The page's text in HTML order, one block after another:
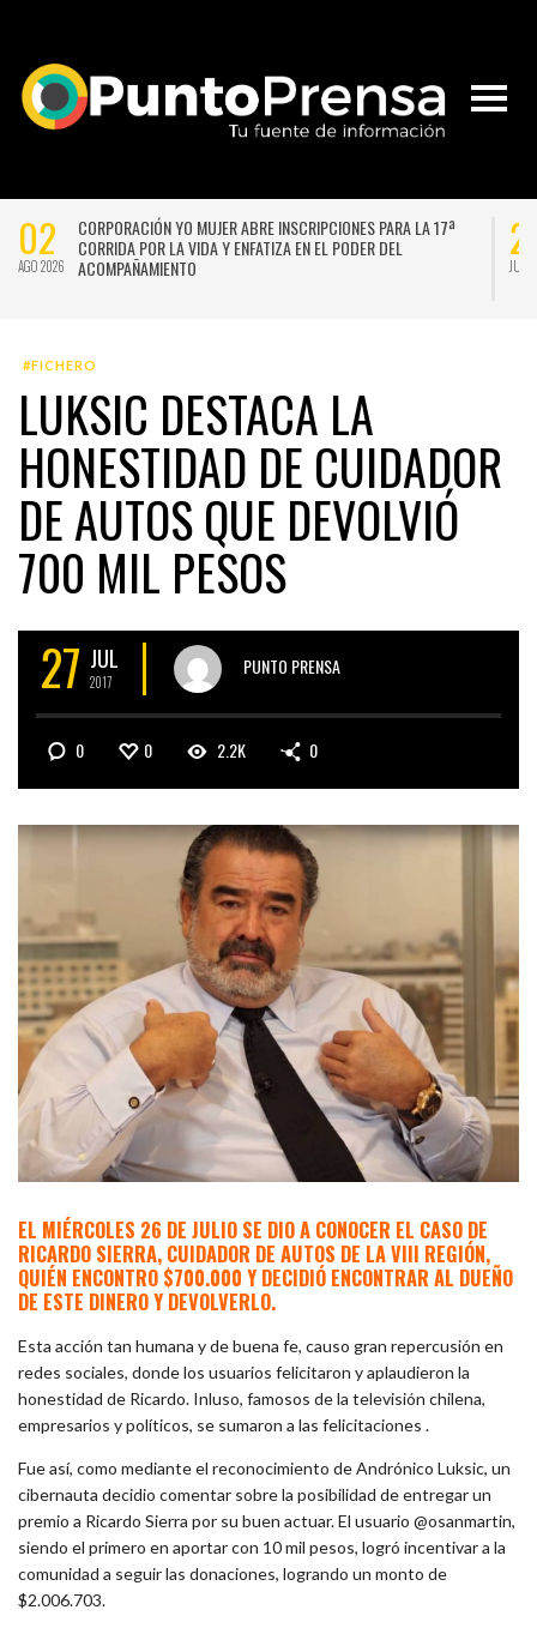
02
AGO 2026
CORPORACIÓN YO MUJER ABRE INSCRIPCIONES PARA LA 17ª
CORRIDA POR LA VIDA Y ENFATIZA EN EL PODER DEL
ACOMPAÑAMIENTO
JUL
#FICHERO
LUKSIC DESTACA LA
HONESTIDAD DE CUIDADOR
DE AUTOS QUE DEVOLVIÓ
700 MIL PESOS
27 JUL
2017
PUNTO PRENSA
0 0 2.2K 0
EL MIÉRCOLES 26 DE JULIO SE DIO A CONOCER EL CASO DE
RICARDO SIERRA, CUIDADOR DE AUTOS DE LA VIII REGIÓN,
QUIÉN ENCONTRO $700.000 Y DECIDIÓ ENCONTRAR AL DUEÑO
DE ESTE DINERO Y DEVOLVERLO.
Esta acción tan humana y de buena fe, causo gran repercusión en
redes sociales, donde los usuarios felicitaron y aplaudieron la
honestidad de Ricardo. Inluso, famosos de la televisión chilena,
empresarios y políticos, se sumaron a las felicitaciones .
Fue así, como mediante el reconocimiento de Andrónico Luksic, un
cibernauta decidio comentar sobre la posibilidad de entregar un
premio a Ricardo Sierra por su buen actuar. El usuario @osanmartin,
siendo el primero en aportar con 10 mil pesos, logró incentivar a la
comunidad a seguir las donaciones, logrando un monto de
$2.006.703.